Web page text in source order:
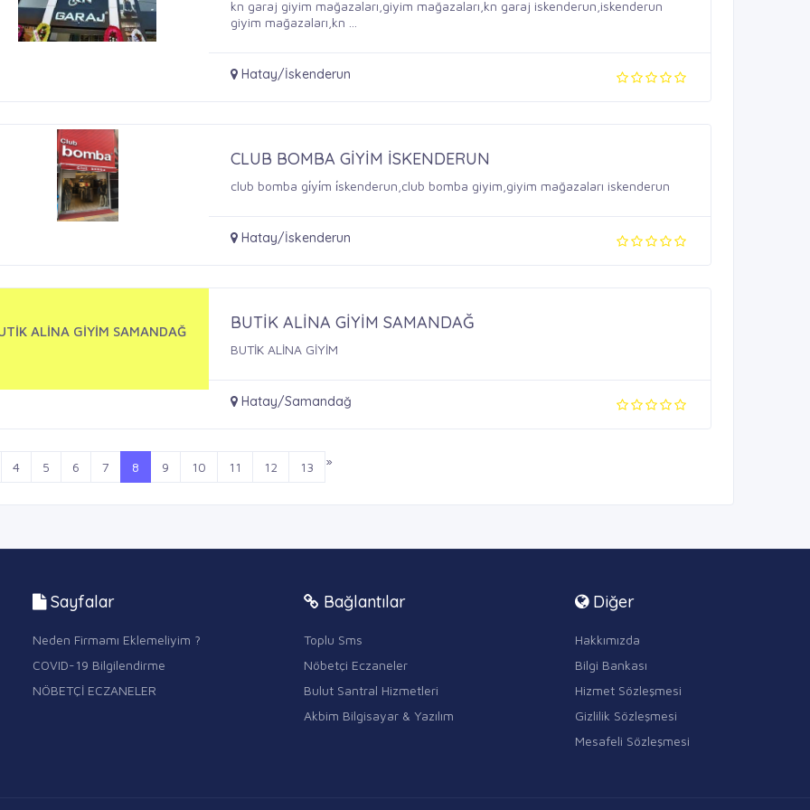
kn garaj giyim mağazaları,giyim mağazaları,kn garaj iskenderun,iskenderun
giyim mağazaları,kn ...
Hatay/İskenderun
CLUB BOMBA GİYİM İSKENDERUN
club bomba gi̇yi̇m i̇skenderun,club bomba giyim,giyim mağazaları iskenderun
Hatay/İskenderun
ALİNA GİYİM SAMANDAĞ BUTİK ALİNA GİYİM SAMANDAĞ
BUTİK ALİNA GİYİM
Hatay/Samandağ
4 5 6 7 8 9 10 11 12 13 »
Sayfalar
Neden Firmamı Eklemeliyim ?
COVID-19 Bilgilendirme
NÖBETÇİ ECZANELER
Bağlantılar
Toplu Sms
Nöbetçi Eczaneler
Bulut Santral Hizmetleri
Akbim Bilgisayar & Yazılım
Diğer
Hakkımızda
Bilgi Bankası
Hizmet Sözleşmesi
Gizlilik Sözleşmesi
Mesafeli Sözleşmesi